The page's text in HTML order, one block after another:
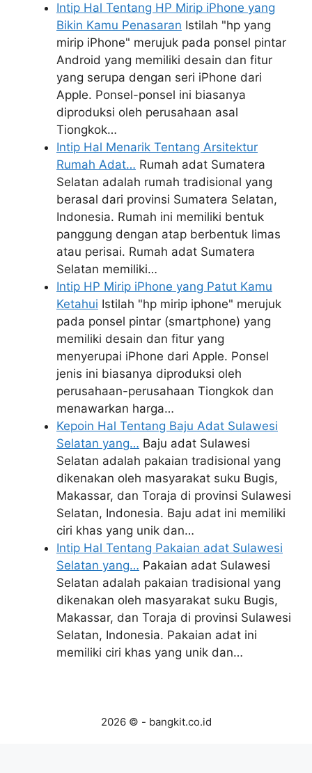
Intip Hal Tentang HP Mirip iPhone yang
Bikin Kamu Penasaran Istilah "hp yang
mirip iPhone" merujuk pada ponsel pintar
Android yang memiliki desain dan fitur
yang serupa dengan seri iPhone dari
Apple. Ponsel-ponsel ini biasanya
diproduksi oleh perusahaan asal
Tiongkok…
Intip Hal Menarik Tentang Arsitektur
Rumah Adat… Rumah adat Sumatera
Selatan adalah rumah tradisional yang
berasal dari provinsi Sumatera Selatan,
Indonesia. Rumah ini memiliki bentuk
panggung dengan atap berbentuk limas
atau perisai. Rumah adat Sumatera
Selatan memiliki…
Intip HP Mirip iPhone yang Patut Kamu
Ketahui Istilah "hp mirip iphone" merujuk
pada ponsel pintar (smartphone) yang
memiliki desain dan fitur yang
menyerupai iPhone dari Apple. Ponsel
jenis ini biasanya diproduksi oleh
perusahaan-perusahaan Tiongkok dan
menawarkan harga…
Kepoin Hal Tentang Baju Adat Sulawesi
Selatan yang… Baju adat Sulawesi
Selatan adalah pakaian tradisional yang
dikenakan oleh masyarakat suku Bugis,
Makassar, dan Toraja di provinsi Sulawesi
Selatan, Indonesia. Baju adat ini memiliki
ciri khas yang unik dan…
Intip Hal Tentang Pakaian adat Sulawesi
Selatan yang… Pakaian adat Sulawesi
Selatan adalah pakaian tradisional yang
dikenakan oleh masyarakat suku Bugis,
Makassar, dan Toraja di provinsi Sulawesi
Selatan, Indonesia. Pakaian adat ini
memiliki ciri khas yang unik dan…
2026 © - bangkit.co.id